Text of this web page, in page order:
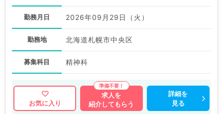
勤務月日 2026年09月29日（火）
勤務地 北海道札幌市中央区
募集科目 精神科
お気に入り
求人を
紹介してもらう
詳細を
見る